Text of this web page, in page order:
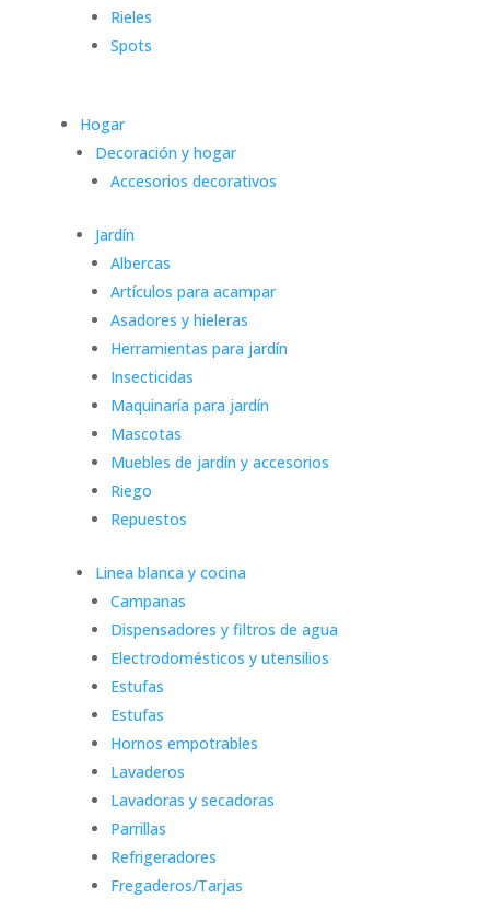
Rieles
Spots
Hogar
Decoración y hogar
Accesorios decorativos
Jardín
Albercas
Artículos para acampar
Asadores y hieleras
Herramientas para jardín
Insecticidas
Maquinaría para jardín
Mascotas
Muebles de jardín y accesorios
Riego
Repuestos
Linea blanca y cocina
Campanas
Dispensadores y filtros de agua
Electrodomésticos y utensilios
Estufas
Estufas
Hornos empotrables
Lavaderos
Lavadoras y secadoras
Parrillas
Refrigeradores
Fregaderos/Tarjas